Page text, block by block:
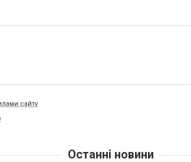
сайту
Останні новини